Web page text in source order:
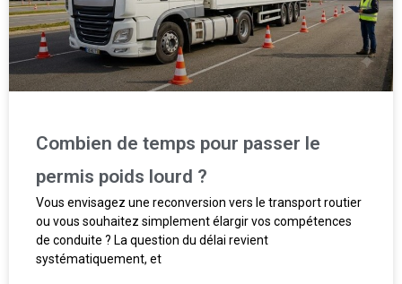
Combien de temps pour passer le
permis poids lourd ?
Vous envisagez une reconversion vers le transport routier
ou vous souhaitez simplement élargir vos compétences
de conduite ? La question du délai revient
systématiquement, et